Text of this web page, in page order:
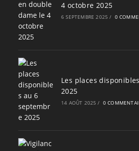
4 octobre 2025
6 SEPTEMBRE 2025 / 0
Les places
2025
14 AOÛT 2025 / 0